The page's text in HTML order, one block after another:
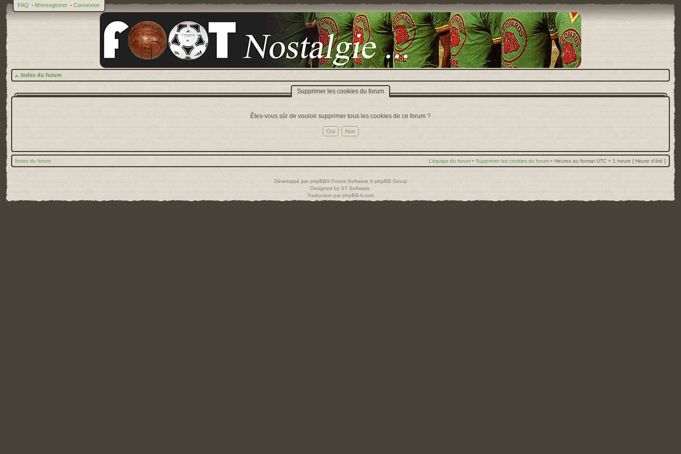
FAQ • M’enregistrer • Connexion
Index du forum
Supprimer les cookies du forum
Êtes-vous sûr de vouloir supprimer tous les cookies de ce forum ?
Index du forum L’équipe du forum • Supprimer les cookies du forum • Heures au format UTC + 1 heure [ Heure d’été ]
Développé par phpBB® Forum Software © phpBB Group
Designed by ST Software
Traduction par phpBB-fr.com